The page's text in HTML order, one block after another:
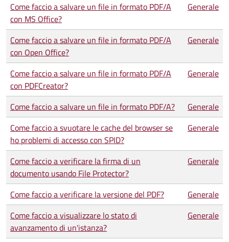
Come faccio a salvare un file in formato PDF/A
con MS Office?
Generale
Come faccio a salvare un file in formato PDF/A
con Open Office?
Generale
Come faccio a salvare un file in formato PDF/A
con PDFCreator?
Generale
Come faccio a salvare un file in formato PDF/A?
Generale
Come faccio a svuotare le cache del browser se
ho problemi di accesso con SPID?
Generale
Come faccio a verificare la firma di un
documento usando File Protector?
Generale
Come faccio a verificare la versione del PDF?
Generale
Come faccio a visualizzare lo stato di
avanzamento di un'istanza?
Generale